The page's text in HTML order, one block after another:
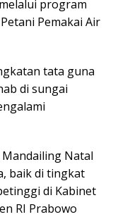
program
Pemakai Air
tata guna
di sungai
Mandailing Natal
baik di tingkat
di Kabinet
RI Prabowo